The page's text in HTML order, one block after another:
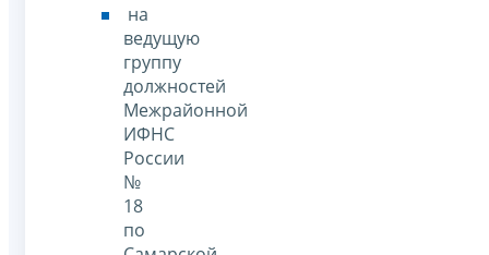
на
ведущую
группу
должностей
Межрайонной
ИФНС
России
№
18
по